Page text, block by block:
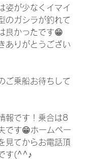
姿が少なくイマイ
のガシラが釣れて
良かったです😁
ありがとうござい
ご乗船お待ちして
報です！乗合は8
です😁ホームペー
見てからお電話頂
す(^^♪